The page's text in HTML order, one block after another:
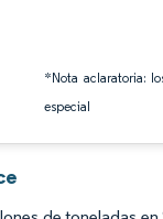
*Nota aclaratoria:
especial